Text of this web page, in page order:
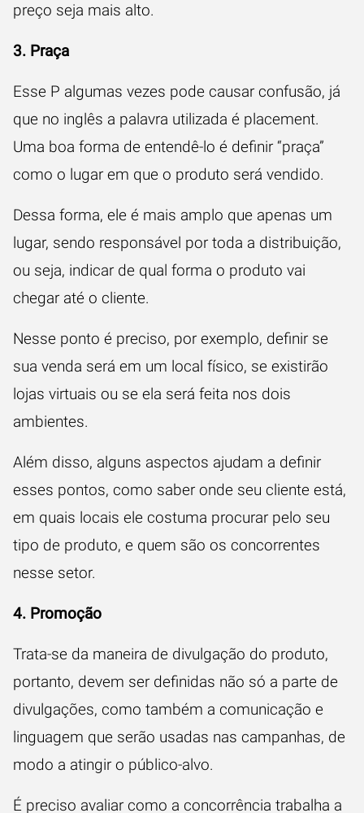
preço seja mais alto.
3. Praça
Esse P algumas vezes pode causar confusão, já
que no inglês a palavra utilizada é placement.
Uma boa forma de entendê-lo é definir “praça”
como o lugar em que o produto será vendido.
Dessa forma, ele é mais amplo que apenas um
lugar, sendo responsável por toda a distribuição,
ou seja, indicar de qual forma o produto vai
chegar até o cliente.
Nesse ponto é preciso, por exemplo, definir se
sua venda será em um local físico, se existirão
lojas virtuais ou se ela será feita nos dois
ambientes.
Além disso, alguns aspectos ajudam a definir
esses pontos, como saber onde seu cliente está,
em quais locais ele costuma procurar pelo seu
tipo de produto, e quem são os concorrentes
nesse setor.
4. Promoção
Trata-se da maneira de divulgação do produto,
portanto, devem ser definidas não só a parte de
divulgações, como também a comunicação e
linguagem que serão usadas nas campanhas, de
modo a atingir o público-alvo.
É preciso avaliar como a concorrência trabalha a